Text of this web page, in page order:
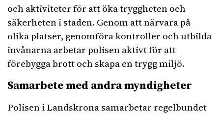
och aktiviteter för att öka tryggheten och
säkerheten i staden. Genom att närvara på
olika platser, genomföra kontroller och utbilda
invånarna arbetar polisen aktivt för att
förebygga brott och skapa en trygg miljö.
Samarbete med andra myndigheter
Polisen i Landskrona samarbetar regelbundet